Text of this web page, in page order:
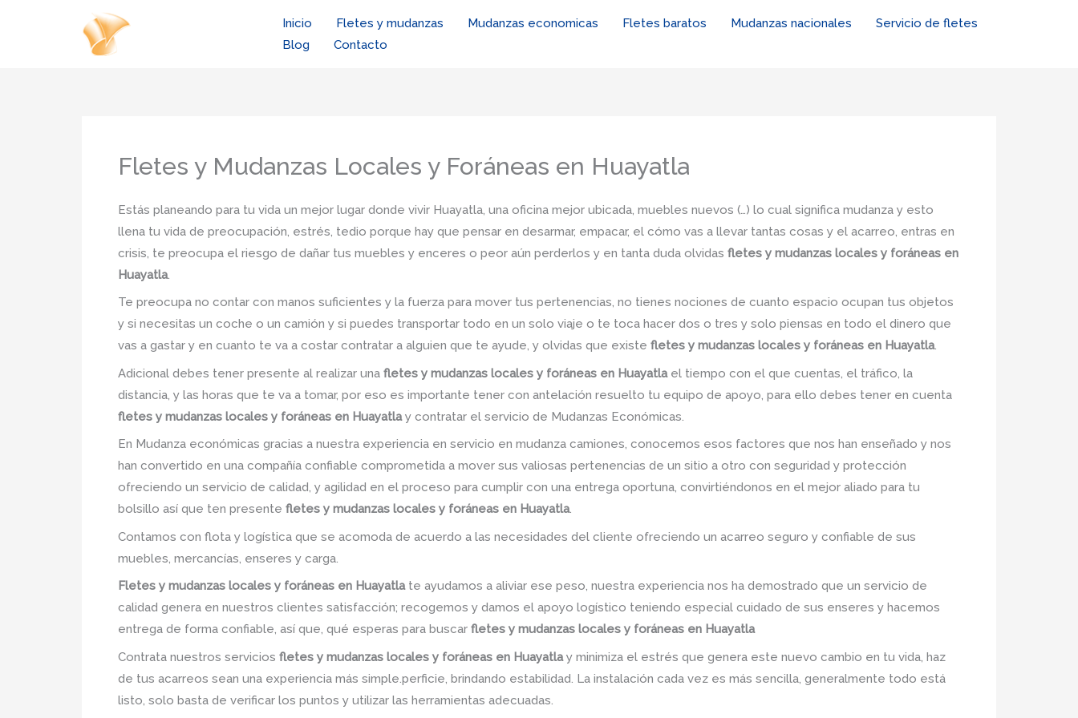
Inicio Fletes y mudanzas Mudanzas economicas Fletes baratos Mudanzas nacionales
Servicio de fletes
Blog
Contacto
Fletes y Mudanzas Locales y Foráneas en Huayatla
Estás planeando para tu vida un mejor lugar donde vivir Huayatla, una oficina mejor ubicada, muebles nuevos (…) lo cual significa mudanza y esto
llena tu vida de preocupación, estrés, tedio porque hay que pensar en desarmar, empacar, el cómo vas a llevar tantas cosas y el acarreo, entras en
crisis, te preocupa el riesgo de dañar tus muebles y enceres o peor aún perderlos y en tanta duda olvidas fletes y mudanzas locales y foráneas en
Huayatla.
Te preocupa no contar con manos suficientes y la fuerza para mover tus pertenencias, no tienes nociones de cuanto espacio ocupan tus objetos
y si necesitas un coche o un camión y si puedes transportar todo en un solo viaje o te toca hacer dos o tres y solo piensas en todo el dinero que
vas a gastar y en cuanto te va a costar contratar a alguien que te ayude, y olvidas que existe fletes y mudanzas locales y foráneas en Huayatla.
Adicional debes tener presente al realizar una fletes y mudanzas locales y foráneas en Huayatlael tiempo con el que cuentas, el tráfico, la
distancia, y las horas que te va a tomar, por eso es importante tener con antelación resuelto tu equipo de apoyo, para ello debes tener en cuenta
fletes y mudanzas locales y foráneas en Huayatlay contratar el servicio de Mudanzas Económicas.
En Mudanza económicas gracias a nuestra experiencia en servicio en mudanza camiones, conocemos esos factores que nos han enseñado y nos
han convertido en una compañía confiable comprometida a mover sus valiosas pertenencias de un sitio a otro con seguridad y protección
ofreciendo un servicio de calidad, y agilidad en el proceso para cumplir con una entrega oportuna, convirtiéndonos en el mejor aliado para tu
bolsillo así que ten presente fletes y mudanzas locales y foráneas en Huayatla.
Contamos con flota y logística que se acomoda de acuerdo a las necesidades del cliente ofreciendo un acarreo seguro y confiable de sus
muebles, mercancías, enseres y carga.
Fletes y mudanzas locales y foráneas en Huayatlate ayudamos a aliviar ese peso, nuestra experiencia nos ha demostrado que un servicio de
calidad genera en nuestros clientes satisfacción; recogemos y damos el apoyo logístico teniendo especial cuidado de sus enseres y hacemos
entrega de forma confiable, así que, qué esperas para buscar fletes y mudanzas locales y foráneas en Huayatla
Contrata nuestros servicios fletes y mudanzas locales y foráneas en Huayatlay minimiza el estrés que genera este nuevo cambio en tu vida, haz
de tus acarreos sean una experiencia más simple.perficie, brindando estabilidad. La instalación cada vez es más sencilla, generalmente todo está
listo, solo basta de verificar los puntos y utilizar las herramientas adecuadas.